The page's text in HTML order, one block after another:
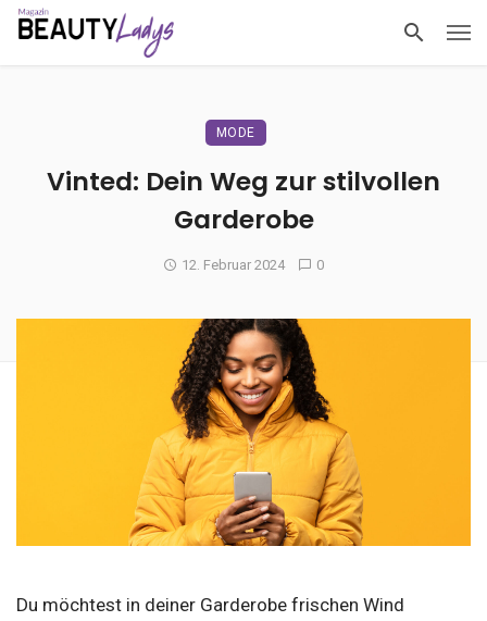
MODE
Vinted: Dein Weg zur stilvollen
Garderobe
12. Februar 2024 0
Du möchtest in deiner Garderobe frischen Wind